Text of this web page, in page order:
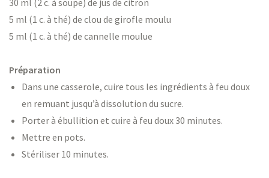
5 ml (1 c. à thé) de clou de girofle moulu
5 ml (1 c. à thé) de cannelle moulue
Préparation
Dans une casserole, cuire tous les ingrédients à feu doux
en remuant jusqu’à dissolution du sucre.
Porter à ébullition et cuire à feu doux 30 minutes.
Mettre en pots.
Stériliser 10 minutes.